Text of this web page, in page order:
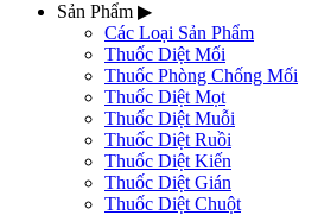
Sản Phẩm ▶
Các Loại Sản Phẩm
Thuốc Diệt Mối
Thuốc Phòng Chống Mối
Thuốc Diệt Mọt
Thuốc Diệt Muỗi
Thuốc Diệt Ruồi
Thuốc Diệt Kiến
Thuốc Diệt Gián
Thuốc Diệt Chuột